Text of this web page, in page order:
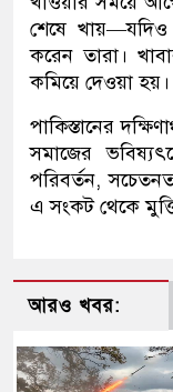
শেষে খায়—যদিও
করেন তারা।
কমিয়ে দেওয়া হয়।
পাকিস্তানের
সমাজের
পরিবর্তন,
এ সংকট থেকে
আরও খবর: